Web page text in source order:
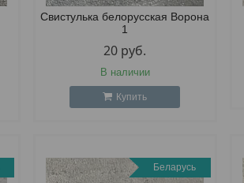
Свистулька белорусская Ворона
1
20 руб.
В наличии
Купить
Беларусь